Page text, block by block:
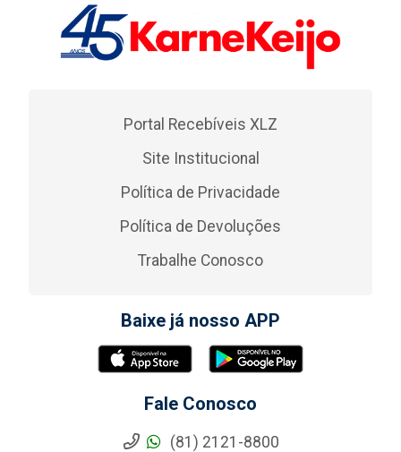
Portal Recebíveis XLZ
Site Institucional
Política de Privacidade
Política de Devoluções
Trabalhe Conosco
Baixe já nosso APP
Fale Conosco
(81) 2121-8800